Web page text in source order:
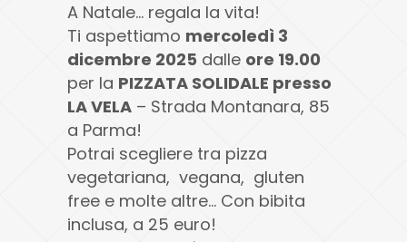
A Natale… regala la vita!
Ti aspettiamo mercoledì 3
dicembre 2025 dalle ore 19.00
per la PIZZATA SOLIDALE presso
LA VELA – Strada Montanara, 85
a Parma!
Potrai scegliere tra pizza
vegetariana, vegana, gluten
free e molte altre… Con bibita
inclusa, a 25 euro!